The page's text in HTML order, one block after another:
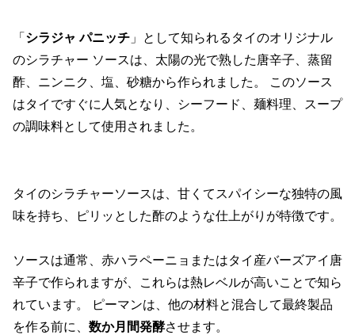
「 シラジャ パニッチ 」として知られるタイのオリジナル
のシラチャー ソースは、太陽の光で熟した唐辛子、蒸留
酢、ニンニク、塩、砂糖から作られました。 このソース
はタイですぐに人気となり、シーフード、麺料理、スープ
の調味料として使用されました。
タイのシラチャーソースは、甘くてスパイシーな独特の風
味を持ち、ピリッとした酢のような仕上がりが特徴です。
ソースは通常、赤ハラペーニョまたはタイ産バーズアイ唐
辛子で作られますが、これらは熱レベルが高いことで知ら
れています。 ピーマンは、他の材料と混合して最終製品
を作る前に、 数か月間発酵させます。